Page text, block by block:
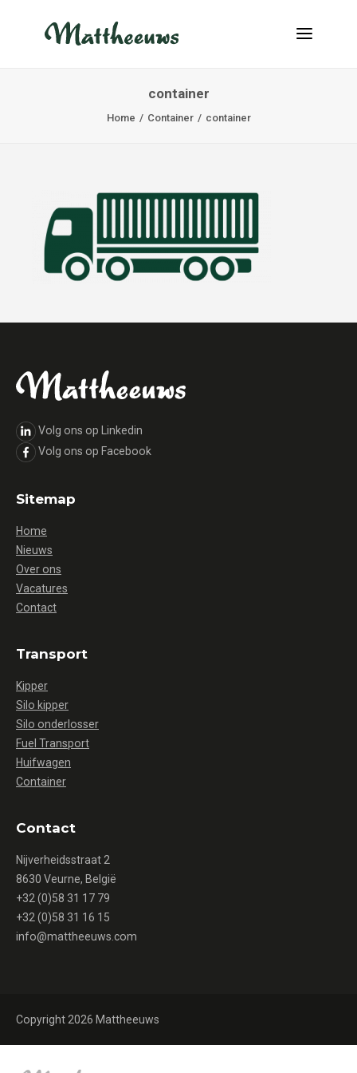
VACATURES
CONTACT
INFO@MATTHEEUWS.COM
+32 58 31 17 79
container
Home Container container
Volg ons op Linkedin
Volg ons op Facebook
Sitemap
Home
Nieuws
Over ons
Vacatures
Contact
Transport
Kipper
Silo kipper
Silo onderlosser
Fuel Transport
Huifwagen
Container
Contact
Nijverheidsstraat 2
8630 Veurne, België
+32 (0)58 31 17 79
+32 (0)58 31 16 15
info@mattheeuws.com
Copyright 2026 Mattheeuws